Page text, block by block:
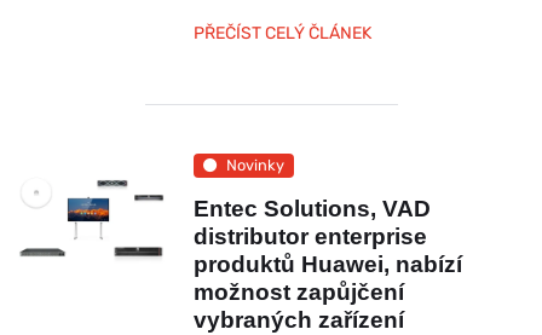
PŘEČÍST CELÝ ČLÁNEK
Novinky
Entec Solutions, VAD
distributor enterprise
produktů Huawei, nabízí
možnost zapůjčení
vybraných zařízení